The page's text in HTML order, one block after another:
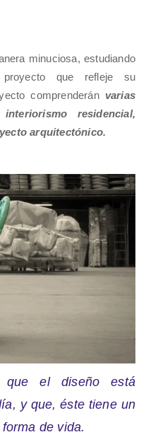
minuciosa, estudiando
que refleje su
comprenderán varias
interiorismo residencial,
arquitectónico.
que el diseño está
y que, éste tiene un
de vida.